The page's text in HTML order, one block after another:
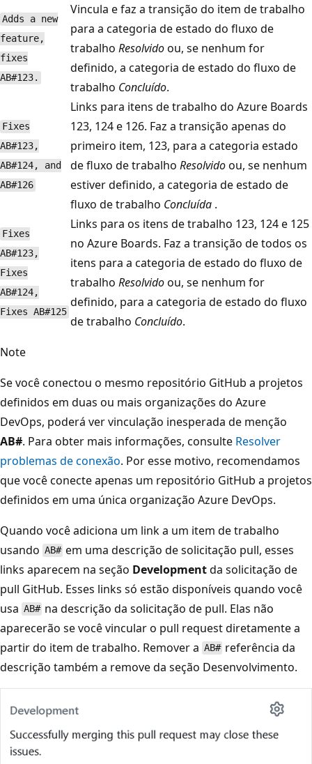
Adds a new
feature,
fixes
AB#123.
Vincula e faz a transição do item de trabalho
para a categoria de estado do fluxo de
trabalho Resolvidoou, se nenhum for
definido, a categoria de estado do fluxo de
trabalho Concluído.
Fixes
AB#123,
AB#124, and
AB#126
Links para itens de trabalho do Azure Boards
123, 124 e 126. Faz a transição apenas do
primeiro item, 123, para a categoria estado
de fluxo de trabalho Resolvidoou, se nenhum
estiver definido, a categoria de estado de
fluxo de trabalho Concluída .
Fixes
AB#123,
Fixes
AB#124,
Fixes AB#125
Links para os itens de trabalho 123, 124 e 125
no Azure Boards. Faz a transição de todos os
itens para a categoria de estado do fluxo de
trabalho Resolvidoou, se nenhum for
definido, para a categoria de estado do fluxo
de trabalho Concluído.
Note
Se você conectou o mesmo repositório GitHub a projetos
definidos em duas ou mais organizações do Azure
DevOps, poderá ver vinculação inesperada de menção
AB#. Para obter mais informações, consulte Resolver
problemas de conexão. Por esse motivo, recomendamos
que você conecte apenas um repositório GitHub a projetos
definidos em uma única organização Azure DevOps.
Quando você adiciona um link a um item de trabalho
usando AB# em uma descrição de solicitação pull, esses
links aparecem na seção Developmentda solicitação de
pull GitHub. Esses links só estão disponíveis quando você
usa AB# na descrição da solicitação de pull. Elas não
aparecerão se você vincular o pull request diretamente a
partir do item de trabalho. Remover a AB# referência da
descrição também a remove da seção Desenvolvimento.